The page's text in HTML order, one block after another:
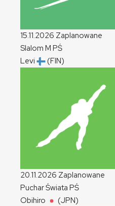
15.11.2026 Zaplanowane
Slalom M PŚ
Levi
(FIN)
20.11.2026 Zaplanowane
Puchar Świata PŚ
Obihiro
(JPN)